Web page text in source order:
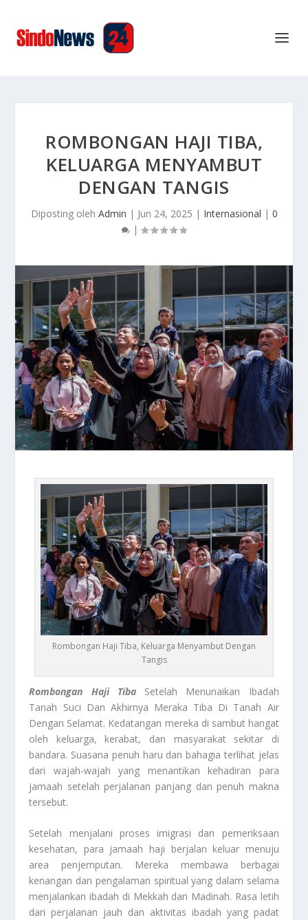
ROMBONGAN HAJI TIBA,
KELUARGA MENYAMBUT
DENGAN TANGIS
Diposting oleh Admin | Jun 24, 2025 | Internasional | 0
|
Rombongan Haji Tiba, Keluarga Menyambut Dengan
Tangis
Rombongan Haji TibaSetelah Menunaikan Ibadah
Tanah Suci Dan Akhirnya Meraka Tiba Di Tanah Air
Dengan Selamat. Kedatangan mereka di sambut hangat
oleh keluarga, kerabat, dan masyarakat sekitar di
bandara. Suasana penuh haru dan bahagia terlihat jelas
dari wajah-wajah yang menantikan kehadiran para
jamaah setelah perjalanan panjang dan penuh makna
tersebut.
Setelah menjalani proses imigrasi dan pemeriksaan
kesehatan, para jamaah haji berjalan keluar menuju
area penjemputan. Mereka membawa berbagai
kenangan dan pengalaman spiritual yang dalam selama
menjalankan ibadah di Mekkah dan Madinah. Rasa letih
dari perjalanan jauh dan aktivitas ibadah yang padat